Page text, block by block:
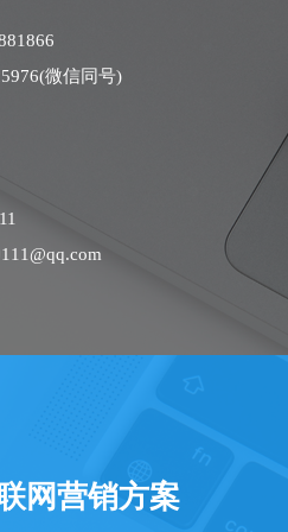
微信同号)
网营销方案